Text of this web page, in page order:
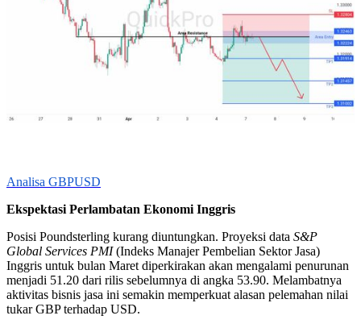
Analisa GBPUSD
Ekspektasi Perlambatan Ekonomi Inggris
Posisi Poundsterling kurang diuntungkan. Proyeksi data S&P
Global Services PMI (Indeks Manajer Pembelian Sektor Jasa)
Inggris untuk bulan Maret diperkirakan akan mengalami penurunan
menjadi 51.20 dari rilis sebelumnya di angka 53.90. Melambatnya
aktivitas bisnis jasa ini semakin memperkuat alasan pelemahan nilai
tukar GBP terhadap USD.